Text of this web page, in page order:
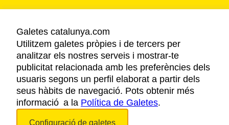
AVÍS LEGAL
POLÍTICA DE PRIVACITAT
COOKIES
ACCESSIBILITAT
Galetes catalunya.com
Utilitzem galetes pròpies i de tercers per
analitzar els nostres serveis i mostrar-te
publicitat relacionada amb les preferències dels
usuaris segons un perfil elaborat a partir dels
seus hàbits de navegació. Pots obtenir més
informació a la Política de Galetes.
Configuració de galetes